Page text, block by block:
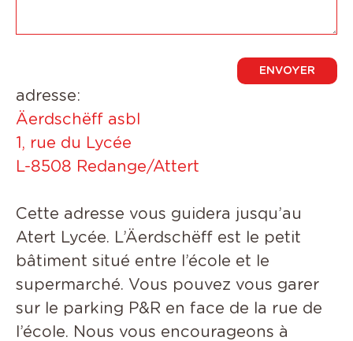
adresse:
Äerdschëff asbl
1, rue du Lycée
L-8508 Redange/Attert
Cette adresse vous guidera jusqu’au
Atert Lycée. L’Äerdschëff est le petit
bâtiment situé entre l’école et le
supermarché. Vous pouvez vous garer
sur le parking P&R en face de la rue de
l’école. Nous vous encourageons à